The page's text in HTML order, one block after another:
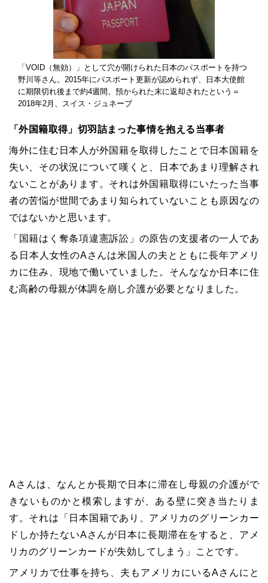
「VOID（無効）」として穴が開けられた日本のパスポートを持つ
野川等さん。2015年にパスポート更新が認められず、日本大使館
に期限切れ後まで約4週間、預かられた末に返却されたという＝
2018年2月、スイス・ジュネーブ
「外国籍取得」切羽詰まった事情を抱える当事者
海外に住む日本人が外国籍を取得したことで日本国籍を
失い、その状況について嘆くと、日本であまり理解され
ないことがあります。それは外国籍取得にいたった当事
者の苦悩が世間であまり知られていないことも原因なの
ではないかと思います。
「国籍はく奪条項違憲訴訟」の原告の支援者の一人であ
る日本人女性のAさんは米国人の夫とともに長年アメリ
カに住み、現地で働いていました。そんななか日本に住
む高齢の母親が体調を崩し介護が必要となりました。
Aさんは、なんとか長期で日本に滞在し母親の介護がで
きないものかと模索しますが、ある壁に突き当たりま
す。それは「日本国籍であり、アメリカのグリーンカー
ドしか持たないAさんが日本に長期滞在をすると、アメ
リカのグリーンカードが失効してしまう」ことです。
アメリカで仕事を持ち、夫もアメリカにいるAさんにと